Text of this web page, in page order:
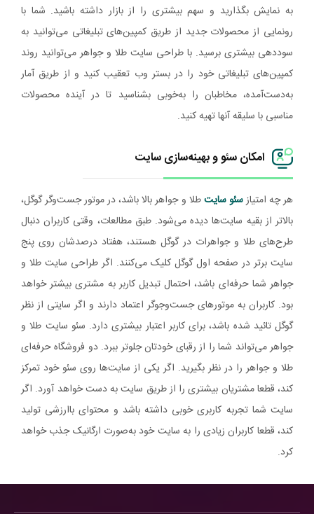
به نمایش بگذارید و سهم بیشتری را از بازار داشته باشید. شما با
رونمایی از محصولات جدید از طریق کمپین‌های تبلیغاتی می‌توانید به
سوددهی بیشتری برسید. با طراحی سایت طلا و جواهر می‌توانید روند
کمپین‌های تبلیغاتی خود را در بستر وب تعقیب کنید و از طریق آمار
به‌دست‌آمده، مخاطبان را به‌خوبی بشناسید تا در آینده محصولات
مناسبی با سلیقه آنها تهیه کنید.
امکان سئو و بهینه‌سازی سایت
هر چه امتیازسئو سایتطلا و جواهر بالا باشد، در موتور جست‌وگر گوگل،
بالاتر از بقیه سایت‌ها دیده می‌شود. طبق مطالعات، وقتی کاربران دنبال
طرح‌های طلا و جواهرات در گوگل هستند، هفتاد درصدشان روی پنج
سایت برتر در صفحه اول گوگل کلیک می‌کنند. اگر طراحی سایت طلا و
جواهر شما حرفه‌ای باشد، احتمال تبدیل کاربر به مشتری بیشتر خواهد
بود. کاربران به موتورهای جست‌وجوگر اعتماد دارند و اگر سایتی از نظر
گوگل تائید شده باشد، برای کاربر اعتبار بیشتری دارد. سئو سایت طلا و
جواهر می‌تواند شما را از رقبای خودتان جلوتر ببرد. دو فروشگاه حرفه‌ای
طلا و جواهر را در نظر بگیرید. اگر یکی از سایت‌ها روی سئو خود تمرکز
کند، قطعا مشتریان بیشتری را از طریق سایت به دست خواهد آورد. اگر
سایت شما تجربه کاربری خوبی داشته باشد و محتوای باارزشی تولید
کند، قطعا کاربران زیادی را به سایت خود به‌صورت ارگانیک جذب خواهد
کرد.